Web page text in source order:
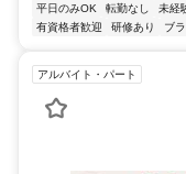
平日のみOK
転勤なし 未経
有資格者歓迎
研修あり ブ
アルバイト・パート